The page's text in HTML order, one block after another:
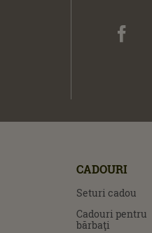
CADOURI
Seturi cadou
Cadouri pentru
bărbaţi